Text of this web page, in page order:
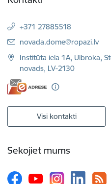
+371 27885518
E-pasts:
novada.dome@ropazi.lv
Institūta iela 1A, Ulbroka,
novads, LV-2130
Visi kontakti
Sekojiet mums